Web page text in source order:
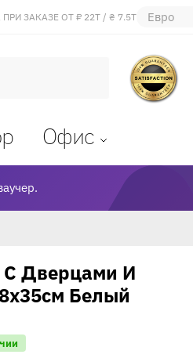
ЗАКАЗЕ ОТ ₽ 22Т / ₴ 7.5Т
Oфис
С Дверцами И
Белый